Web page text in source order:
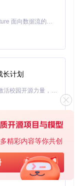
精彩内容等你共创
DORA (Dataflow-Oriented Robotic Architecture 面向数据流的机器人架构) 是为 AI 与具身智能机器人打造的高性能开发框架，以数据流范式重构开发逻辑，原生支持分布式部署与端边云协同 —— 无需复杂适配，即可实现一体端到端具身大小脑、VLA等模型部署，无缝衔接感知、推理、控制全链路，让 AI 能力与机器人动作深度融合。 依托 Rust 内核与零拷贝通信技术，它将具身大小脑、VLA等模型推理、多模态数据融合延迟压缩至微秒级，同时兼容 ROS2 生态与国产 AI 芯片，彻底降低具身智能机器人的开发门槛，让分布式部署下的 AI 赋能创新更高效、更灵活。
长计划
「源启盛夏」暑期校园开发者成长计划旨在激活校园开源力量，通过积分激励、认证扶持、资源倾斜等形式，引导高校组织和开发者完成「入驻 — 建项目 — 做贡献 — 获认证 — 得资源」的完整闭环。无论你是想带领社团入驻平台的组织者，还是希望用代码贡献证明自己的开发者，都能在这里找到属于你的成长路径。
基于Python的Xiaozhi AI，适用于想要完整Xiaozhi体验而无需拥有专用硬件的用户。